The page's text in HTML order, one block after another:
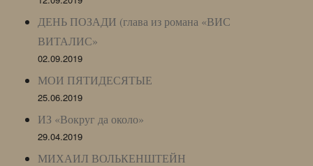
ДЕНЬ ПОЗАДИ (глава из романа «ВИС
ВИТАЛИС»
02.09.2019
МОИ ПЯТИДЕСЯТЫЕ
25.06.2019
ИЗ «Вокруг да около»
29.04.2019
МИХАИЛ ВОЛЬКЕНШТЕЙН